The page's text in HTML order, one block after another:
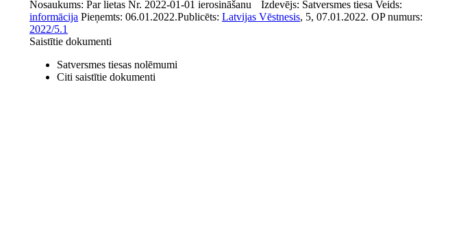
Nosaukums: Par lietas Nr. 2022-01-01 ierosināšanu Izdevējs: Satversmes tiesa Veids:
informācija Pieņemts: 06.01.2022.Publicēts: Latvijas Vēstnesis, 5, 07.01.2022. OP numurs:
2022/5.1
Saistītie dokumenti
Satversmes tiesas nolēmumi
Citi saistītie dokumenti